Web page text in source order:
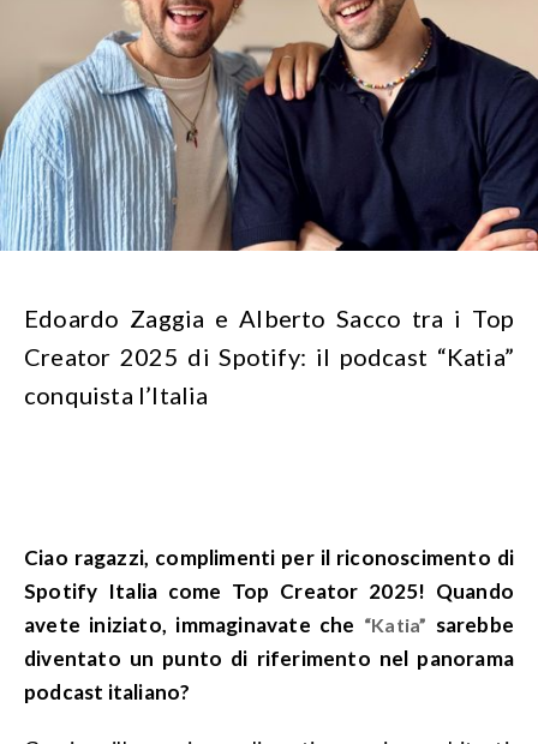
Edoardo Zaggia e Alberto Sacco tra i Top
Creator 2025 di Spotify: il podcast “Katia”
conquista l’Italia
Ciao ragazzi, complimenti per il riconoscimento di
Spotify Italia come Top Creator 2025! Quando
avete iniziato, immaginavate che “Katia” sarebbe
diventato un punto di riferimento nel panorama
podcast italiano?